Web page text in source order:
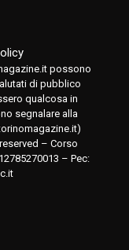
possono
di pubblico
qualcosa in
segnalare alla
)
– Corso
– Pec: